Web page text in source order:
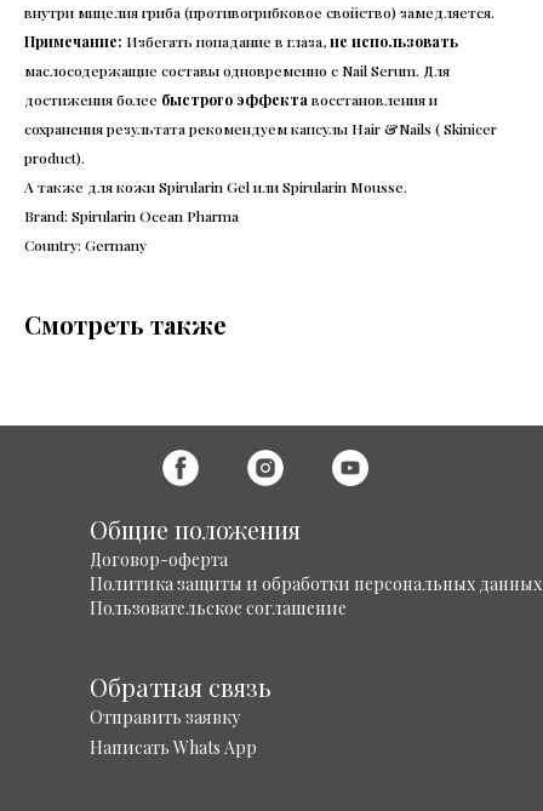
внутри мицелия гриба (противогрибковое свойство) замедляется.
Примечание: Избегать попадание в глаза,не использовать
маслосодержащие составы одновременно с Nail Serum. Для
достижения более быстрого эффекта восстановления и
сохранения результата рекомендуем капсулы Hair &Nails ( Skinicer
product).
А также для кожи Spirularin Gel или Spirularin Mousse.
Brand: Spirularin Ocean Pharma
Country: Germany
Смотреть также
Общие положения
Договор-оферта
Политика защиты и обработки персональных данных
Пользовательское соглашение
Обратная связь
Написать Whats App
Отправить заявку